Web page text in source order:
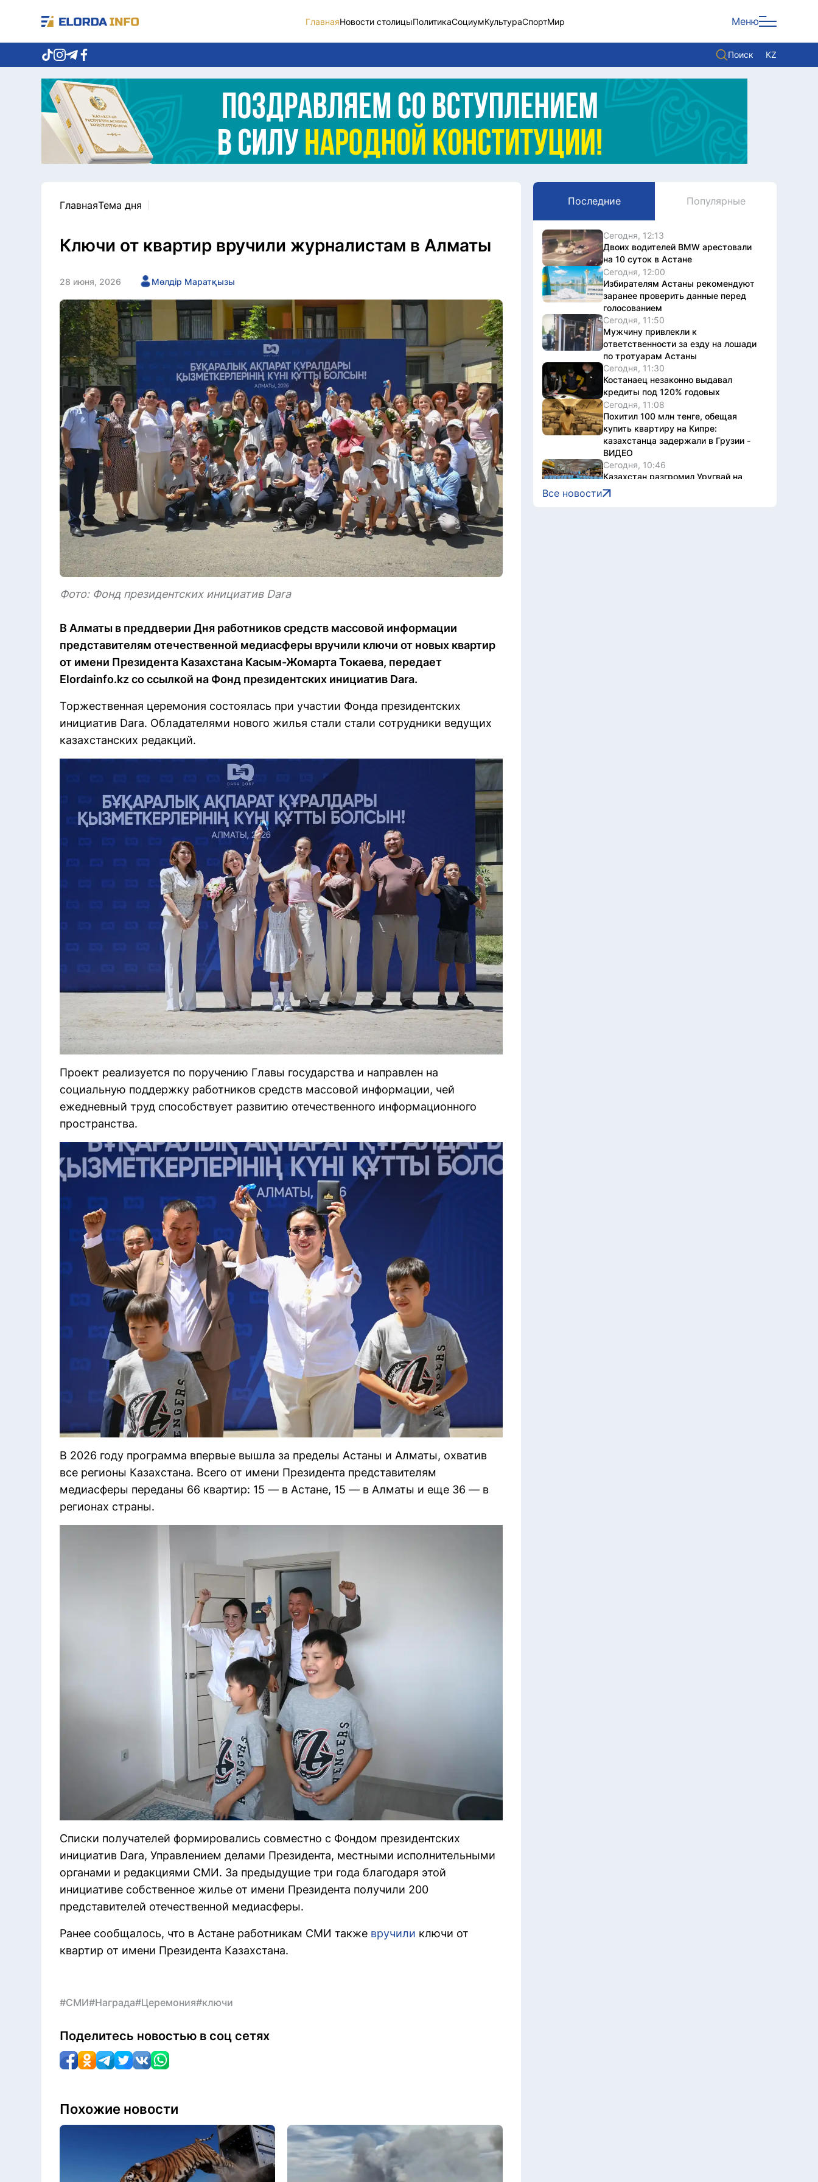
ГлавнаяНовости столицыПолитикаСоциумКультураСпортМир Меню
Поиск KZ
Новости столицы
Политика
Социум
Экономика
Спорт
Культура
Служба Комплаенс
Этический кодекс
Служу стране
ГлавнаяТема дня
Ключи от квартир вручили журналистам в Алматы
28 июня, 2026 Мөлдір Маратқызы
Фото: Фонд президентских инициатив Dara
В Алматы в преддверии Дня работников средств массовой информации
представителям отечественной медиасферы вручили ключи от новых квартир
от имени Президента Казахстана Касым-Жомарта Токаева, передает
Elordainfo.kz со ссылкой на Фонд президентских инициатив Dara.
Торжественная церемония состоялась при участии Фонда президентских
инициатив Dara. Обладателями нового жилья стали стали сотрудники ведущих
казахстанских редакций.
Проект реализуется по поручению Главы государства и направлен на
социальную поддержку работников средств массовой информации, чей
ежедневный труд способствует развитию отечественного информационного
пространства.
В 2026 году программа впервые вышла за пределы Астаны и Алматы, охватив
все регионы Казахстана. Всего от имени Президента представителям
медиасферы переданы 66 квартир: 15 — в Астане, 15 — в Алматы и еще 36 — в
регионах страны.
Списки получателей формировались совместно с Фондом президентских
инициатив Dara, Управлением делами Президента, местными исполнительными
органами и редакциями СМИ. За предыдущие три года благодаря этой
инициативе собственное жилье от имени Президента получили 200
представителей отечественной медиасферы.
Ранее сообщалось, что в Астане работникам СМИ также вручили ключи от
квартир от имени Президента Казахстана.
#СМИ#Награда#Церемония#ключи
Поделитесь новостью в соц сетях
Похожие новости
Последние Популярные
Сегодня, 12:13
Двоих водителей BMW арестовали
на 10 суток в Астане
Сегодня, 12:00
Избирателям Астаны рекомендуют
заранее проверить данные перед
голосованием
Сегодня, 11:50
Мужчину привлекли к
ответственности за езду на лошади
по тротуарам Астаны
Сегодня, 11:30
Костанаец незаконно выдавал
кредиты под 120% годовых
Сегодня, 11:08
Похитил 100 млн тенге, обещая
купить квартиру на Кипре:
казахстанца задержали в Грузии -
ВИДЕО
Сегодня, 10:46
Казахстан разгромил Уругвай на
юношеском ЧМ по водному поло
Все новости